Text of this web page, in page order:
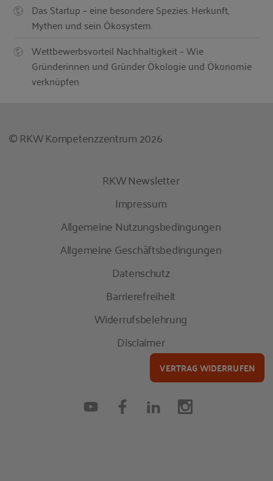
Das Startup – eine besondere Spezies. Herkunft,
Mythen und sein Ökosystem.
Wettbewerbsvorteil Nachhaltigkeit – Wie
Gründerinnen und Gründer Ökologie und Ökonomie
verknüpfen
© RKW Kompetenzzentrum 2026
RKW Newsletter
Impressum
Allgemeine Nutzungsbedingungen
Allgemeine Geschäftsbedingungen
Datenschutz
Barrierefreiheit
Widerrufsbelehrung
Disclaimer
VERTRAG WIDERRUFEN